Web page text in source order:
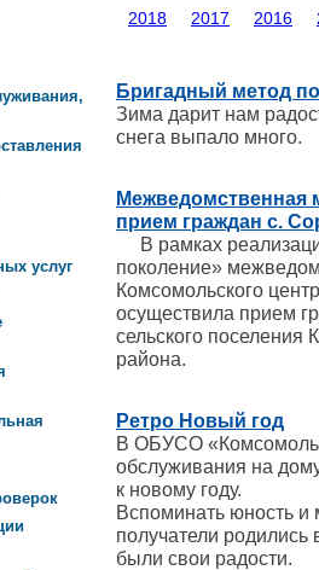
2018 2017 2016
Бригадный метод по
Зима дарит нам
снега выпало много.
Межведомственная
прием граждан с.
В рамках
поколение»
Комсомольского
осуществила прием
сельского поселения
района.
Ретро Новый год
В ОБУСО
обслуживания на
к новому году.
Вспоминать юность и
получатели родились
были свои радости.
услуг